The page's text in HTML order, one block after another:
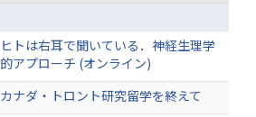
ヒトは右耳で聞いている．神経生理学
的アプローチ (オンライン)
カナダ・トロント研究留学を終えて